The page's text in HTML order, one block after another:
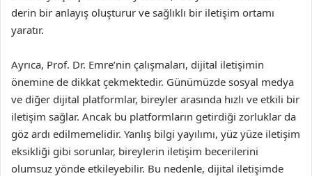
derin bir anlayış oluşturur ve sağlıklı bir iletişim ortamı
yaratır.
Ayrıca, Prof. Dr. Emre’nin çalışmaları, dijital iletişimin
önemine de dikkat çekmektedir. Günümüzde sosyal medya
ve diğer dijital platformlar, bireyler arasında hızlı ve etkili bir
iletişim sağlar. Ancak bu platformların getirdiği zorluklar da
göz ardı edilmemelidir. Yanlış bilgi yayılımı, yüz yüze iletişim
eksikliği gibi sorunlar, bireylerin iletişim becerilerini
olumsuz yönde etkileyebilir. Bu nedenle, dijital iletişimde